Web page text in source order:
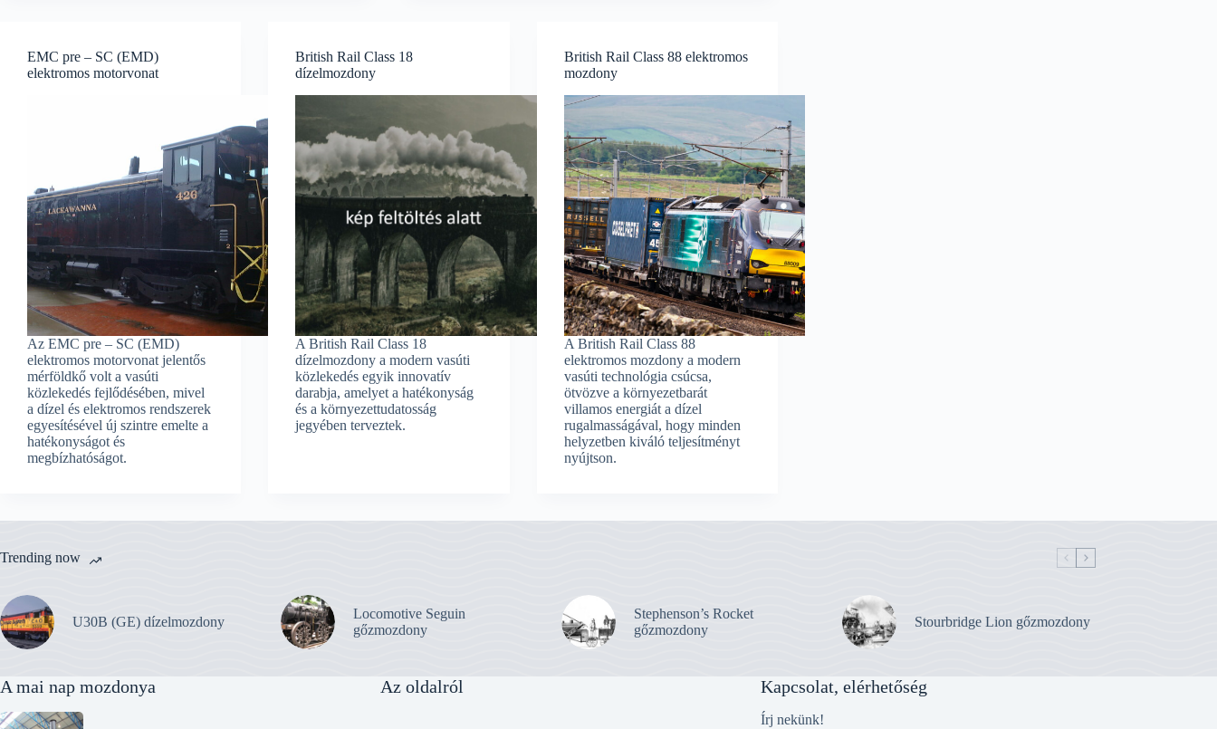
EMC pre – SC (EMD)
elektromos motorvonat
Az EMC pre – SC (EMD)
elektromos motorvonat jelentős
mérföldkő volt a vasúti
közlekedés fejlődésében, mivel
a dízel és elektromos rendszerek
egyesítésével új szintre emelte a
hatékonyságot és
megbízhatóságot.
British Rail Class 18
dízelmozdony
A British Rail Class 18
dízelmozdony a modern vasúti
közlekedés egyik innovatív
darabja, amelyet a hatékonyság
és a környezettudatosság
jegyében terveztek.
British Rail Class 88 elektromos
mozdony
A British Rail Class 88
elektromos mozdony a modern
vasúti technológia csúcsa,
ötvözve a környezetbarát
villamos energiát a dízel
rugalmasságával, hogy minden
helyzetben kiváló teljesítményt
nyújtson.
Trending now
U30B (GE) dízelmozdony
Locomotive Seguin
gőzmozdony
Stephenson’s Rocket
gőzmozdony
Stourbridge Lion gőzmozdony
A mai nap mozdonya Az oldalról Kapcsolat, elérhetőség
Írj nekünk!